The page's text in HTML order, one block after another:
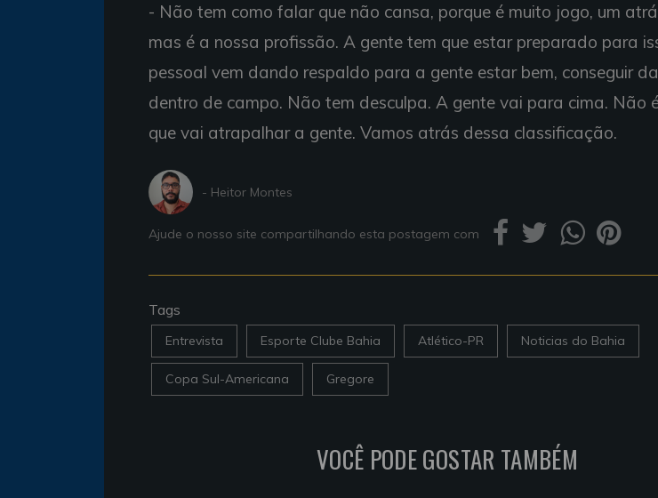
- Não tem como falar que não cansa, porque é muito jogo, um
mas é a nossa profissão. A gente tem que estar preparado para
pessoal vem dando respaldo para a gente estar bem, conseguir
dentro de campo. Não tem desculpa. A gente vai para cima. Não
que vai atrapalhar a gente. Vamos atrás dessa classificação.
- Heitor Montes
Ajude o nosso site compartilhando esta postagem com
Tags
Entrevista Esporte Clube Bahia Atlético-PR Noticias do Bahia
Copa Sul-Americana Gregore
VOCÊ PODE GOSTAR TAMBÉM